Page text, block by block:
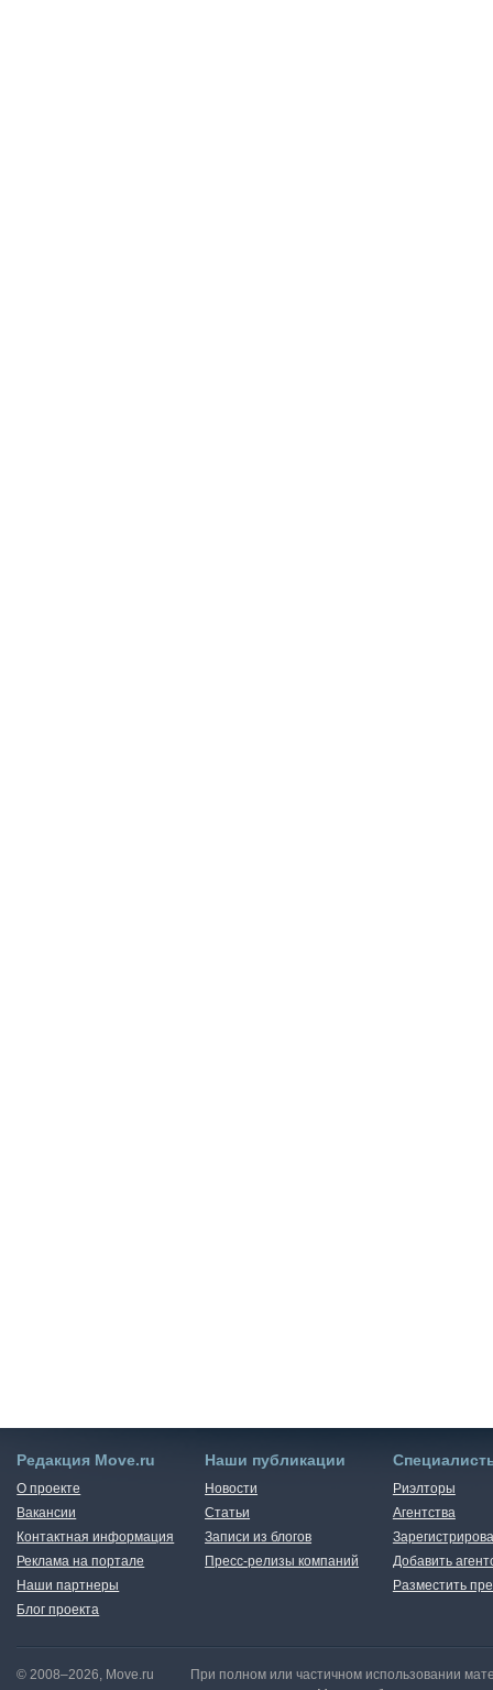
Редакция Move.ru
О проекте
Вакансии
Контактная информация
Реклама на портале
Наши партнеры
Блог проекта
Наши публикации
Новости
Статьи
Записи из блогов
Пресс-релизы компаний
Риэлторы
Агентства
Добавить
Разместить
© 2008–2026, Move.ru
При полном или частичном использовании